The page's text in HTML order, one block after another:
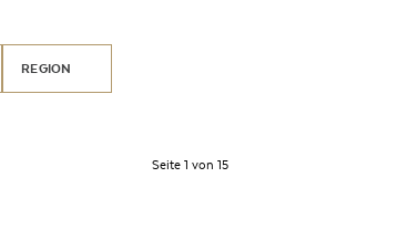
REGION
Seite 1 von 15